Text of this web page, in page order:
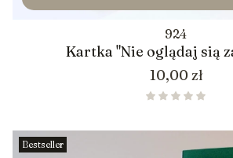
924
Kartka "Nie oglądaj sią
Cena
10,00 zł
Bestseller